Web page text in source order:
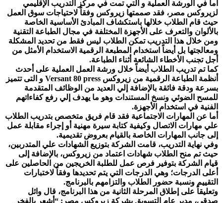
أما في الورشة العملية و التي تمت في مركز التدريب الإقليمي
لزيروكس مصر، فقد صممتها زيروكس وفقاً لاحتياجات سوق العمل
حيث قام الطلاب خلالها باستكشاف المبادئ الأساسية الخاصة
بالألوان والتعرف على الأجهزة المختلفة في مجال الطباعة التقنية
ومن خلال هذا التدريب تمكن الطلاب ليس فقط من تحديد المشكلة
ومعالجتها بل أيضاً استخدام المطبعة الرقمية الاستخدام الأمثل من
أجل تجنب الأخطاء الشائعة أثناء الطباعة.
كما تم تدريب الطلاب أيضاً خلال ورشة العمل العملية على أحدث
أنظمة الطباعة الرقمية من زيروكس Versant 80 press و التى تتميز
بسرعة ودقة فائقة بالإضافة إلي العديد من الوظائف المتقدمة
للمسح الضوئي ونسخ المستندات وهو ما يهدف إلي رفع كفاءاتهم
الفنية في استخدام الأجهزة.
أما عن المهارات الاجتماعية فقد قام فريق متخصص بتدريب الطلاب
علي مهارات الاتصال وكيفية كتابة سيرة مهنية أو إجراء مقابلة عمل
إلى جانب المهارات الخاصة بالقيام بعروض تقديمية.
وفي نهاية التدريب، قامت الشركة بتوزيع الشهادات علي المتدربين،
حيث تم منح الطلاب شهادات اعتماد من زيروكس، بالإضافة إلى
قيام الشركة بتوفير فرص عمل للطلبة الخريجين من الحاصلين على
أعلى الدرجات؛ وهي الدرجات التي يتم تحديدها وفقاً لاختبارات
التقييم ونسبة حضور الطلاب والتزامهم بالبرنامج.
وتعليقاً على إطلاق المرحلة الثانية من هذا البرنامج، قال وائل
صدقي، مدير عام التسويق بشركة زيروكس مصر: “أشعر بالفخر